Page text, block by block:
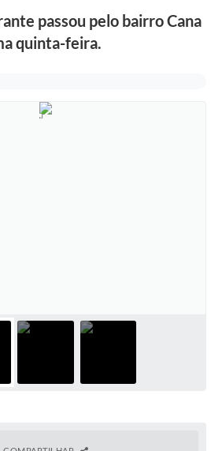
passou pelo bairro Cana
quinta-feira.